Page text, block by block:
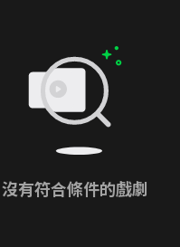
沒有符合條件的戲劇